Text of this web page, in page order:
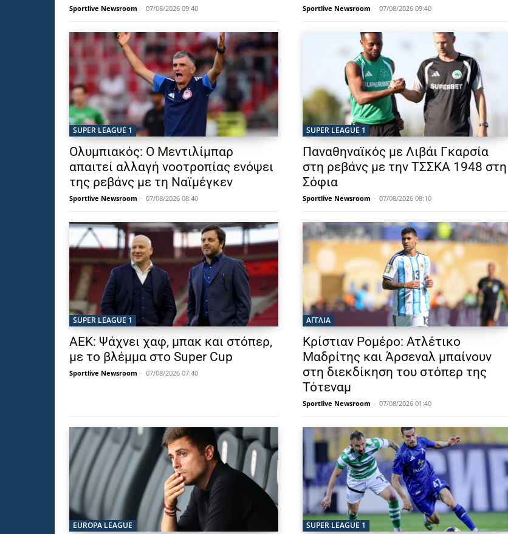
Sportlive Newsroom - 07/08/2026 09:40 Sportlive Newsroom - 07/08/2026 09:40
SUPER LEAGUE 1
Ολυμπιακός: Ο Μεντιλίμπαρ
απαιτεί αλλαγή νοοτροπίας ενόψει
της ρεβάνς με τη Ναϊμέγκεν
Sportlive Newsroom - 07/08/2026 08:40
SUPER LEAGUE 1
Παναθηναϊκός με Λιβάι Γκαρσία
στη ρεβάνς με την ΤΣΣΚΑ 1948 στη
Σόφια
Sportlive Newsroom - 07/08/2026 08:10
SUPER LEAGUE 1
ΑΕΚ: Ψάχνει χαφ, μπακ και στόπερ,
με το βλέμμα στο Super Cup
Sportlive Newsroom - 07/08/2026 07:40
ΑΓΓΛΙΑ
Κρίστιαν Ρομέρο: Ατλέτικο
Μαδρίτης και Άρσεναλ μπαίνουν
στη διεκδίκηση του στόπερ της
Τότεναμ
Sportlive Newsroom - 07/08/2026 01:40
EUROPA LEAGUE SUPER LEAGUE 1